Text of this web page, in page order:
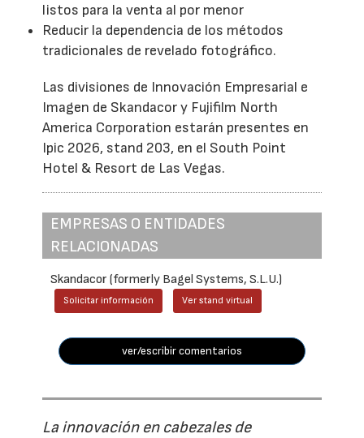
listos para la venta al por menor
Reducir la dependencia de los métodos
tradicionales de revelado fotográfico.
Las divisiones de Innovación Empresarial e
Imagen de Skandacor y Fujifilm North
America Corporation estarán presentes en
Ipic 2026, stand 203, en el South Point
Hotel & Resort de Las Vegas.
EMPRESAS O ENTIDADES
RELACIONADAS
Skandacor (formerly Bagel Systems, S.L.U.)
Solicitar información Ver stand virtual
ver/escribir comentarios
La innovación en cabezales de